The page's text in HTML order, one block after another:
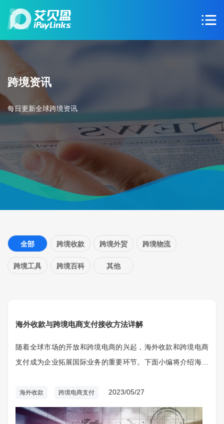
跨境资讯
每日更新全球跨境资讯
全部 跨境收款 跨境外贸 跨境物流
跨境工具 跨境百科 其他
海外收款与跨境电商支付接收方法详解
随着全球市场的开放和跨境电商的兴起，海外收款和跨境电商
支付成为企业拓展国际业务的重要环节。下面小编将介绍海外
业更好地进行海外交易和资金流动。
海外收款 跨境电商支付 2023/05/27